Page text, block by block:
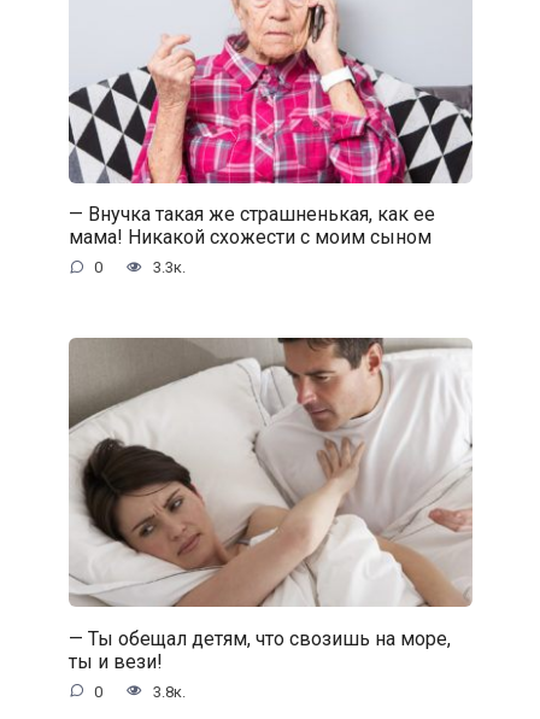
— Внучка такая же страшненькая, как ее
мама! Никакой схожести с моим сыном
0 3.3к.
— Ты обещал детям, что свозишь на море,
ты и вези!
0 3.8к.